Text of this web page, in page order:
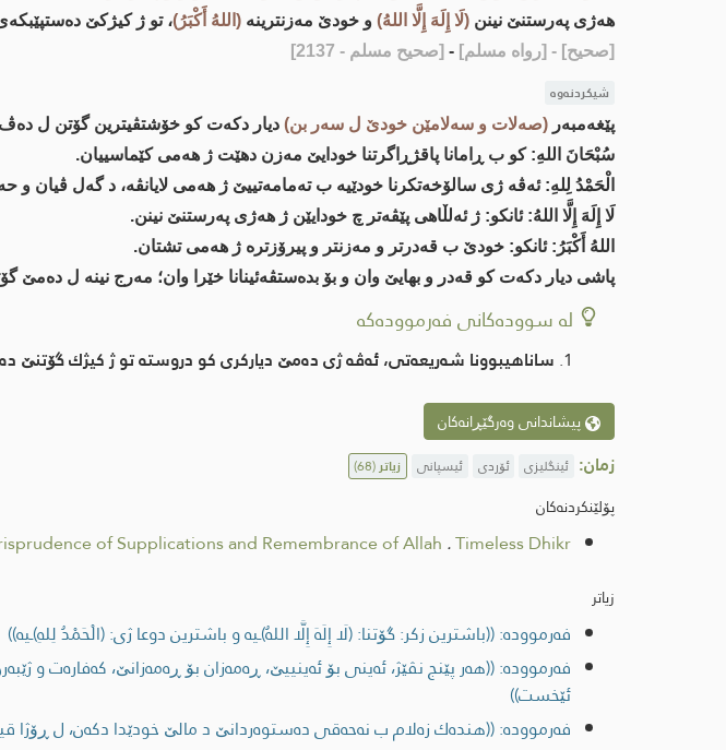
هه‌ژی په‌رستنێ نینن (لَا إِلَهَ إِلَّا اللهُ) و خودێ مه‌زنترینه‌ (اللهُ أَكْبَرُ)، تو ژ كیژكێ
[صحيح] - [رواه مسلم] - [صحيح مسلم - 2137]
شیکردنەوە
پێغه‌مبه‌ر (صه‌لات و سه‌لامێن خودێ ل سه‌ر بن) دیار دكه‌ت كو خۆشتڤیترین گۆتن ل
سُبْحَانَ اللهِ: كو ب ڕامانا پاقژڕاگرتنا خودایێ مه‌زن دهێت ژ هه‌می كێماسییان.
الْحَمْدُ لِلهِ: ئه‌ڤه‌ ژی سالۆخه‌تكرنا خودێیه‌ ب ته‌مامه‌تییێ ژ هه‌می لایانڤه‌، د گه‌ل ڤیان و
لَا إِلَهَ إِلَّا اللهُ: ئانكو: ژ ئه‌لڵاهی پێڤه‌تر چ خودایێن ژ هه‌ژی په‌رستنێ نینن.
اللهُ أَكْبَرُ: ئانكو: خودێ ب قه‌درتر و مه‌زنتر و پیرۆزتره‌ ژ هه‌می تشتان.
پاشی دیار دكه‌ت كو قەدر و بهایێ وان و بۆ بده‌ستڤه‌ئینانا خێرا وان؛ مه‌رج نینه‌ ل ده‌مێ
لە سوودەکانی فەرموودەکە
ساناهیبوونا شه‌ریعه‌تی، ئه‌ڤه‌ ژی ده‌مێ دیاركری كو دروسته‌ تو ژ كیژك گۆتنێ
پیشاندانی وەرگێڕانەکان
زمان: ئینگلیزی ئۆردی ئیسپانی زیاتر(68)
پۆلێنکردنەکان
of Supplications and Remembrance of Allah .Timeless Dhikr
زیاتر
فەرموودە: ((باشترین زكر: گۆتنا: (لَا إِلَهَ إِلَّا اللهُ)ـیه‌ و باشترین دوعا ژی: (الْحَمْدُ لِلهِ)ـیه‌))
فەرموودە: ((هه‌ر پێنج نڤێژ، ئه‌ینی بۆ ئه‌ینییێ، ڕه‌مه‌زان بۆ ڕه‌مه‌زانێ، كه‌فاره‌ت و
ئێخست))
فەرموودە: ((هنده‌ك زه‌لام ب نه‌حه‌قی ده‌ستوه‌ردانێ د مالێ خودێدا دكه‌ن، ل ڕۆژا